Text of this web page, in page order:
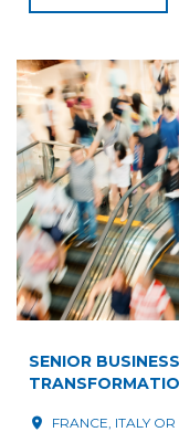
SENIOR
FRANCE, ITALY